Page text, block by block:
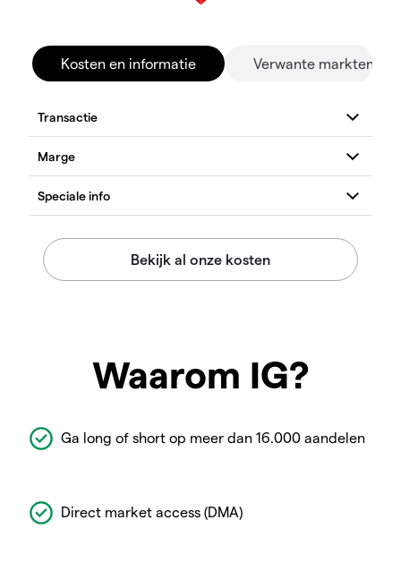
Kosten en informatie Verwante markten
Waarom IG?
Ga long of short op meer dan 16.000 aandelen
Direct market access (DMA)